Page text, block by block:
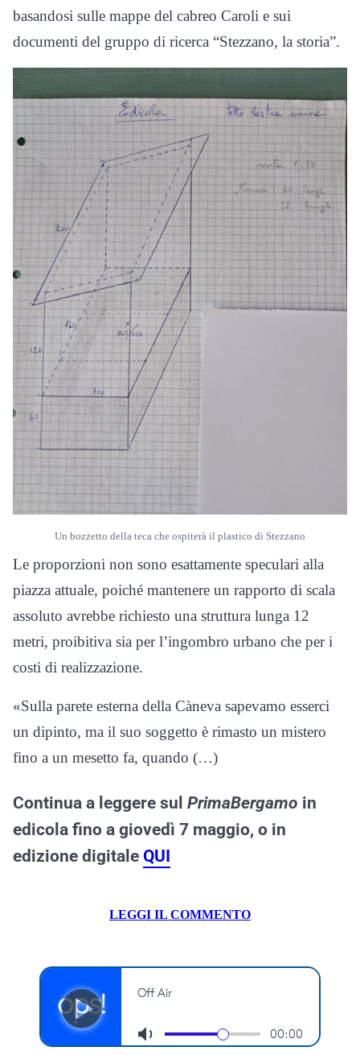
basandosi sulle mappe del cabreo Caroli e sui
documenti del gruppo di ricerca “Stezzano, la storia”.
Un bozzetto della teca che ospiterà il plastico di Stezzano
Le proporzioni non sono esattamente speculari alla
piazza attuale, poiché mantenere un rapporto di scala
assoluto avrebbe richiesto una struttura lunga 12
metri, proibitiva sia per l’ingombro urbano che per i
costi di realizzazione.
«Sulla parete esterna della Càneva sapevamo esserci
un dipinto, ma il suo soggetto è rimasto un mistero
fino a un mesetto fa, quando (…)
Continua a leggere sul PrimaBergamo in
edicola fino a giovedì 7 maggio, o in
edizione digitale QUI
LEGGI IL COMMENTO